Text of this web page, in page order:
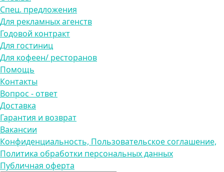
Спец. предложения
Для рекламных агенств
Годовой контракт
Для гостиниц
Для кофеен/ ресторанов
Помощь
Контакты
Вопрос - ответ
Доставка
Гарантия и возврат
Вакансии
Конфиденциальность, Пользовательское соглашение,
Политика обработки персональных данных
Публичная оферта